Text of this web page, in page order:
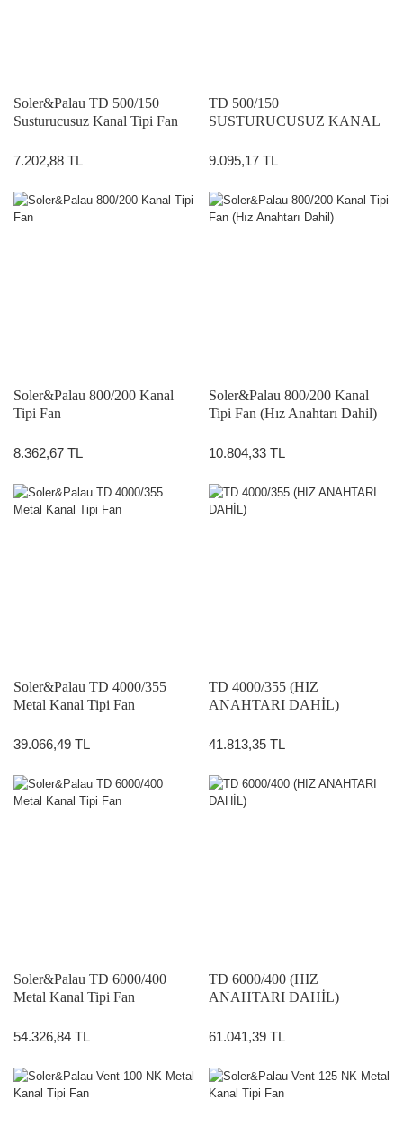
Soler&Palau TD 500/150
Susturucusuz Kanal Tipi Fan
7.202,88 TL
TD 500/150
SUSTURUCUSUZ KANAL
DAHİL)
9.095,17 TL
Soler&Palau 800/200 Kanal
Tipi Fan
8.362,67 TL
Soler&Palau 800/200 Kanal
Tipi Fan (Hız Anahtarı Dahil)
10.804,33 TL
Soler&Palau TD 4000/355
Metal Kanal Tipi Fan
39.066,49 TL
TD 4000/355 (HIZ
ANAHTARI DAHİL)
41.813,35 TL
Soler&Palau TD 6000/400
Metal Kanal Tipi Fan
54.326,84 TL
TD 6000/400 (HIZ
ANAHTARI DAHİL)
61.041,39 TL